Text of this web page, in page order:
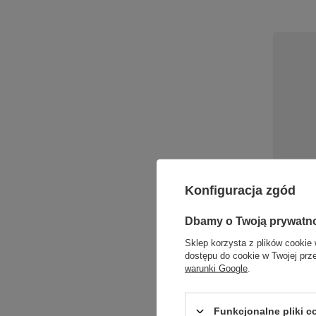
Czarna
stołowa
L3B3K1
536,00 zł
Ilość
Konfiguracja zgód
Dbamy o Twoją
Sklep korzysta z plików cookie
dostępu do cookie w Twojej
warunki Google
Funkcjonalne pliki